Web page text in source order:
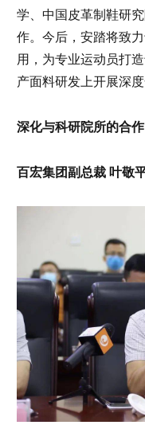
学、中国皮革制鞋研
作。今后，安踏将致
用，为专业运动员打
产面料研发上开展深度
深化与科研院所的合作
百宏集团副总裁 叶敬